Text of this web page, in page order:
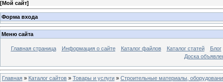
[Мой сайт]
Форма входа
Меню сайта
Главная страница Информация о сайте Каталог файлов Каталог статей
Блог
Доска
Главная » Каталог сайтов » Товары и услуги » Строительные материалы,